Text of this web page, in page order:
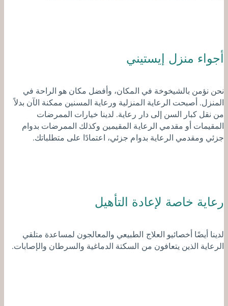
أجواء منزل إيستيني
نحن نؤمن بالشيخوخة في المكان، وأفضل مكان هو الراحة في
المنزل. أصبحت الرعاية المنزلية ورعاية المسنين ممكنة الآن بدلاً
من نقل كبار السن إلى دار رعاية. لدينا خيارات الممرضات
المقيمات أو مقدمي الرعاية المقيمين وكذلك الممرضات بدوام
جزئي ومقدمي الرعاية بدوام جزئي، اعتمادًا على متطلباتك.
رعاية خاصة لإعادة التأهيل
لدينا أيضًا أخصائيو العلاج الطبيعي والمعالجون لمساعدة متلقي
الرعاية الذين يتعافون من السكتة الدماغية والسرطان والإصابات.